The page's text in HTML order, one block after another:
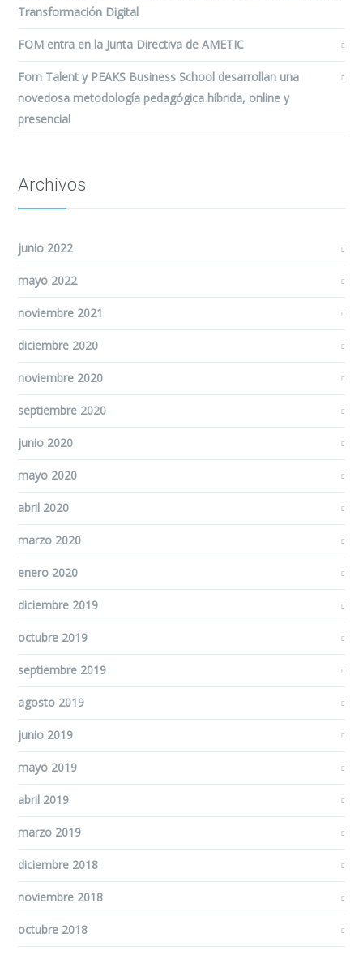
Transformación Digital
FOM entra en la Junta Directiva de AMETIC
Fom Talent y PEAKS Business School desarrollan una
novedosa metodología pedagógica híbrida, online y
presencial
Archivos
junio 2022
mayo 2022
noviembre 2021
diciembre 2020
noviembre 2020
septiembre 2020
junio 2020
mayo 2020
abril 2020
marzo 2020
enero 2020
diciembre 2019
octubre 2019
septiembre 2019
agosto 2019
junio 2019
mayo 2019
abril 2019
marzo 2019
diciembre 2018
noviembre 2018
octubre 2018